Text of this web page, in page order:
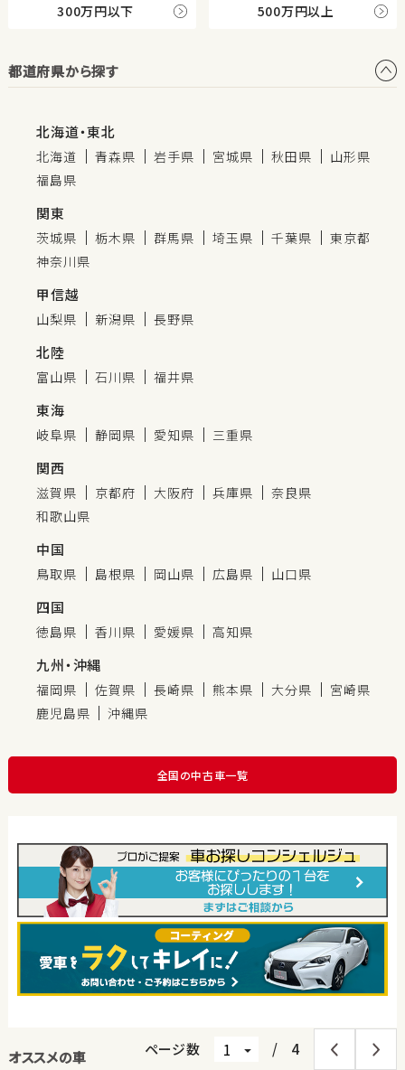
300万円以下 500万円以上
都道府県から探す
北海道・東北
北海道 青森県 岩手県 宮城県 秋田県
山形県
福島県
関東
茨城県 栃木県 群馬県 埼玉県 千葉県
東京都
神奈川県
甲信越
山梨県 新潟県 長野県
北陸
富山県 石川県 福井県
東海
岐阜県 静岡県 愛知県 三重県
関西
滋賀県 京都府 大阪府 兵庫県
奈良県
和歌山県
中国
鳥取県 島根県 岡山県 広島県 山口県
四国
徳島県 香川県 愛媛県 高知県
九州・沖縄
福岡県 佐賀県 長崎県 熊本県 大分県
宮崎県
鹿児島県
沖縄県
全国の中古車一覧
オススメの車 ページ数 / 4